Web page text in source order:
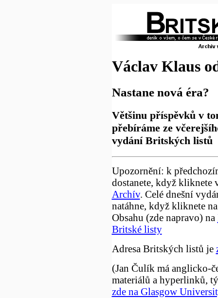
Václav Klaus
Nastane nová éra?
Většinu příspěvků v
přebíráme ze
vydání Britských listů
Upozornění: k
dostanete, když kliknete
Archív. Celé dnešní
natáhne, když kliknete
Obsahu (zde napravo) na
Britské listy
Adresa Britských listů je
(Jan Čulík má anglicko-
materiálů a hyperlinků,
zde na Glasgow